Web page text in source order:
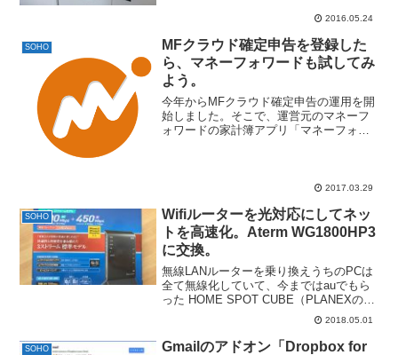
2016.05.24
SOHO
MFクラウド確定申告を登録した
ら、マネーフォワードも試してみ
よう。
今年からMFクラウド確定申告の運用を開
始しました。そこで、運営元のマネーフ
ォワードの家計簿アプリ「マネーフォワ
2017.03.29
SOHO
Wifiルーターを光対応にしてネッ
トを高速化。Aterm WG1800HP3
に交換。
無線LANルーターを乗り換えうちのPCは
全て無線化していて、今まではauでもら
った HOME SPOT CUBE（PLANEXの
PXH11RWA）を使用。2.4GHzと、5GHz
のデュアルバンドだけど、11nの150Mbps
が上限という前々...
2018.05.01
SOHO
Gmailのアドオン「Dropbox for